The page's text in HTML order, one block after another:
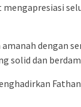
dengan
solid dan